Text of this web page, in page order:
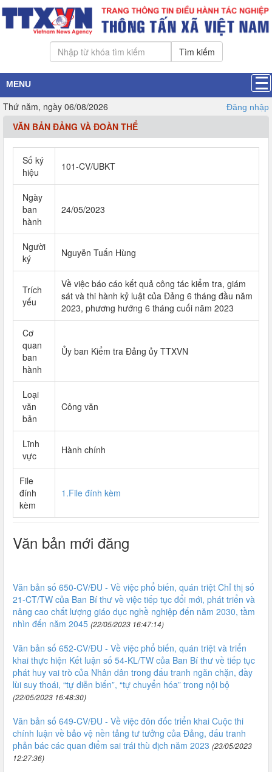
Tìm kiếm
MENU
Thứ năm, ngày 06/08/2026 Đăng nhập
VĂN BẢN ĐẢNG VÀ ĐOÀN THỂ
Số ký
hiệu
101-CV/UBKT
Ngày
ban
hành
24/05/2023
Người
ký
Nguyễn Tuấn Hùng
Trích
yếu
Về việc báo cáo kết quả công tác kiểm tra, giám
sát và thi hành kỷ luật của Đảng 6 tháng đầu năm
2023, phương hướng 6 tháng cuối năm 2023
Cơ
quan
ban
hành
Ủy ban Kiểm tra Đảng ủy TTXVN
Loại
văn
bản
Công văn
Lĩnh
vực
Hành chính
File
đính
kèm
1.File đính kèm
Văn bản mới đăng
Văn bản số 650-CV/ĐU - Về việc phổ biến, quán triệt Chỉ thị số
21-CT/TW của Ban Bí thư về việc tiếp tục đổi mới, phát triển và
nâng cao chất lượng giáo dục nghề nghiệp đến năm 2030, tầm
nhìn đến năm 2045 (22/05/2023 16:47:14)
Văn bản số 652-CV/ĐU - Về việc phổ biến, quán triệt và triển
khai thực hiện Kết luận số 54-KL/TW của Ban Bí thư về tiếp tục
phát huy vai trò của Nhân dân trong đấu tranh ngăn chặn, đầy
lùi suy thoái, “tự diễn biến”, “tự chuyển hóa” trong nội bộ
(22/05/2023 16:48:30)
Văn bản số 649-CV/ĐU - Về việc đôn đốc triển khai Cuộc thi
chính luận về bảo vệ nền tảng tư tưởng của Đảng, đấu tranh
phản bác các quan điểm sai trái thù địch năm 2023 (23/05/2023
12:27:36)